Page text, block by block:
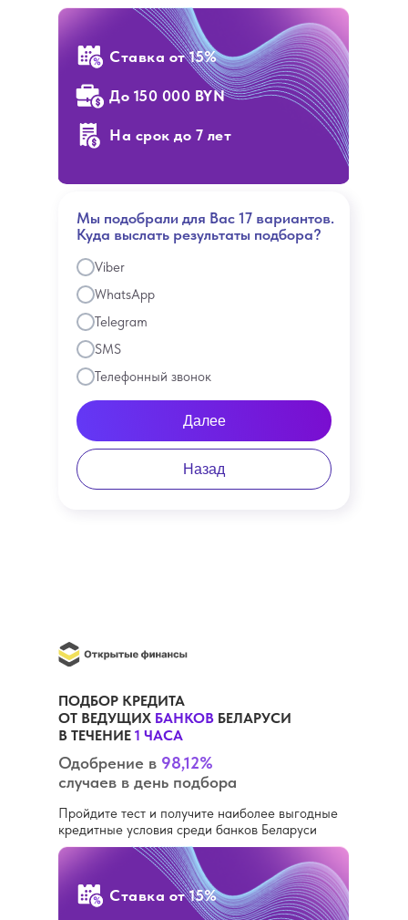
Мы подобрали для Вас 17 вариантов.
Куда выслать результаты подбора?
Viber
WhatsApp
Telegram
SMS
Телефонный звонок
Далее
Назад
До 150 000 BYN
На срок до 7 лет
Ставка от 15%
ПОДБОР КРЕДИТА
ОТ ВЕДУЩИХ БАНКОВ БЕЛАРУСИ
В ТЕЧЕНИЕ 1 ЧАСА
Пройдите тест и получите наиболее выгодные
кредитные условия среди банков Беларуси
Одобрение в 98,12%
случаев в день подбора
Ставка от 15%